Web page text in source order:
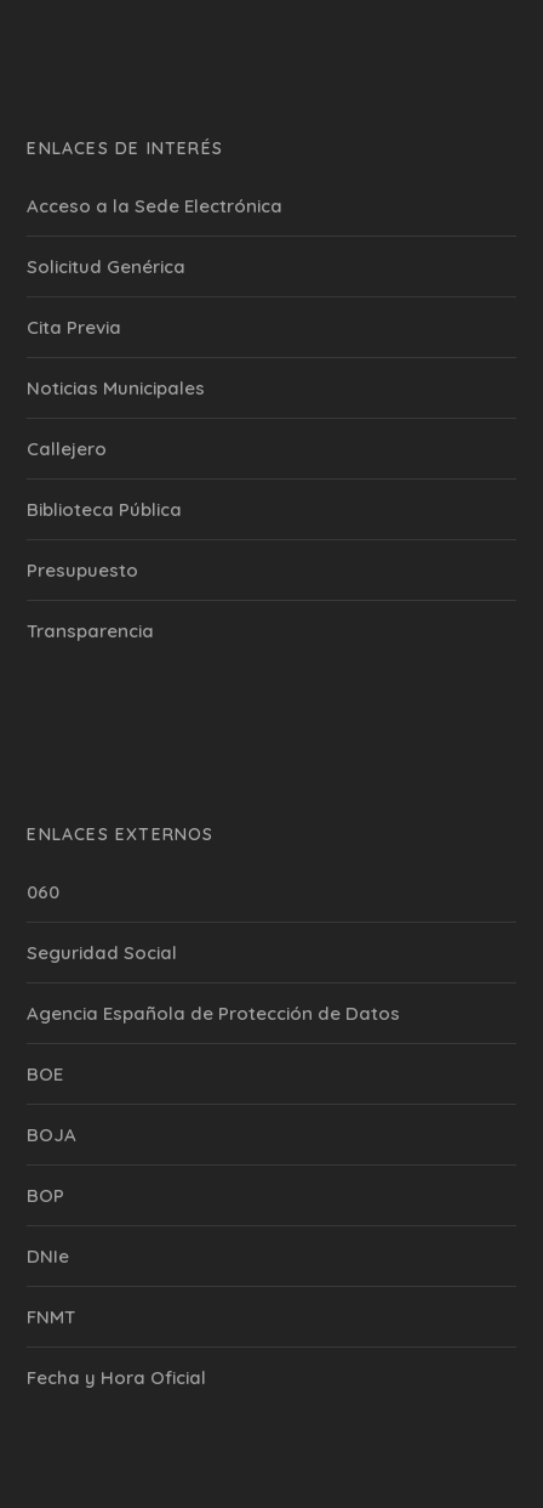
ENLACES DE INTERÉS
Acceso a la Sede Electrónica
Solicitud Genérica
Cita Previa
‎Noticias Municipales
Callejero
Biblioteca Pública
Presupuesto
Transparencia
ENLACES EXTERNOS
060
Seguridad Social
Agencia Española de Protección de Datos
BOE
BOJA
BOP
DNIe
FNMT
Fecha y Hora Oficial